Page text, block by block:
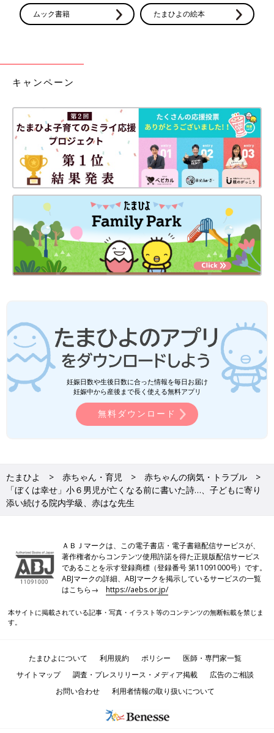
ムック書籍 たまひよの絵本
キャンペーン
妊娠日数や生後日数に合った情報を毎日お届け
妊娠中から産後まで長く使える無料アプリ
無料ダウンロード
たまひよ 赤ちゃん・育児
赤ちゃんの病気・トラブル
「ぼくは幸せ」小６男児が亡くなる前に書いた詩…、子どもに寄り
添い続ける院内学級、赤はな先生
ＡＢＪマークは、この電子書店・電子書籍配信サービスが、
著作権者からコンテンツ使用許諾を得た正規版配信サービス
であることを示す登録商標（登録番号 第11091000号）です。
ABJマークの詳細、ABJマークを掲示しているサービスの一覧
はこちら→https://aebs.or.jp/
本サイトに掲載されている記事・写真・イラスト等のコンテンツの無断転載を禁じま
す。
たまひよについて 利用規約 ポリシー
医師・専門家一覧
サイトマップ
調査・プレスリリース・メディア掲載
広告のご相談
お問い合わせ
利用者情報の取り扱いについて